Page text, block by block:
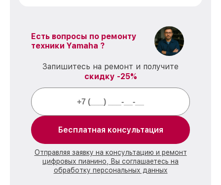
Есть вопросы по ремонту
техники Yamaha ?
Запишитесь на ремонт и получите
скидку -25%
Бесплатная консультация
Отправляя заявку на консультацию и ремонт
цифровых пианино, Вы соглашаетесь на
обработку персональных данных